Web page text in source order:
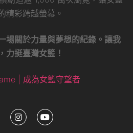
精彩跨越螢幕。
場關於力量與夢想的紀錄。讓我
力挺臺灣女籃！
| 成為女籃守望者